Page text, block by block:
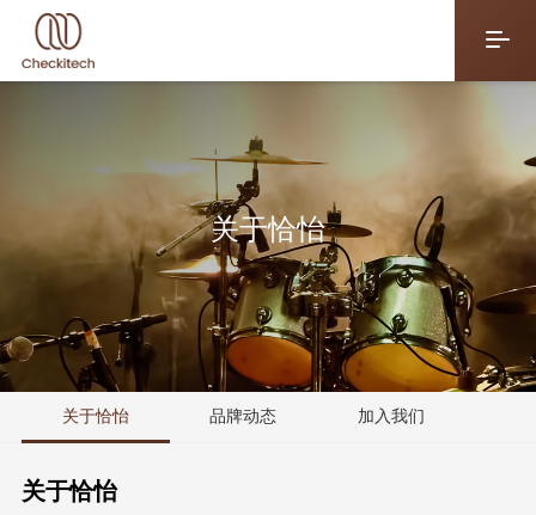
关于恰怡
关于恰怡 品牌动态 加入我们
关于恰怡